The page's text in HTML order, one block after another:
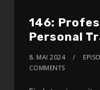
146:
Personal
8. MAI 2024
COMMENTS